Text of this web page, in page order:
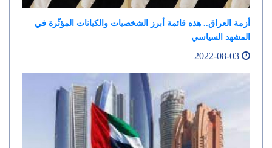
أزمة العراق.. هذه قائمة أبرز الشخصيات والكيانات المؤثّرة في
المشهد السياسي